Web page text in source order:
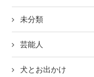
未分類
芸能人
犬とお出かけ